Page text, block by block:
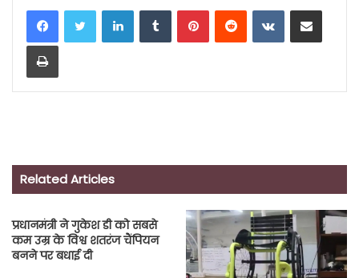
LinkedInTumblrPinterestReddit VKontakteShare via Email
Print
Related Articles
प्रधानमंत्री ने गुकेश डी को सबसे
कम उम्र के विश्व शतरंज चैंपियन
बनने पर बधाई दी